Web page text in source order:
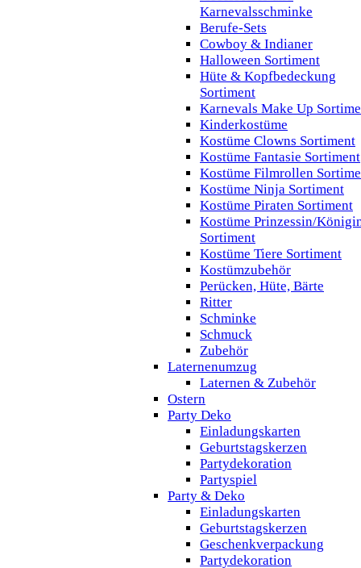
Karnevalsschminke
Berufe-Sets
Cowboy & Indianer
Halloween Sortiment
Hüte & Kopfbedeckung
Sortiment
Karnevals Make Up
Kinderkostüme
Kostüme Clowns Sortiment
Kostüme Fantasie Sortiment
Kostüme Filmrollen
Kostüme Ninja Sortiment
Kostüme Piraten Sortiment
Kostüme Prinzessin/
Sortiment
Kostüme Tiere Sortiment
Kostümzubehör
Perücken, Hüte, Bärte
Ritter
Schminke
Schmuck
Zubehör
Laternenumzug
Laternen & Zubehör
Ostern
Party Deko
Einladungskarten
Geburtstagskerzen
Partydekoration
Partyspiel
Party & Deko
Einladungskarten
Geburtstagskerzen
Geschenkverpackung
Partydekoration